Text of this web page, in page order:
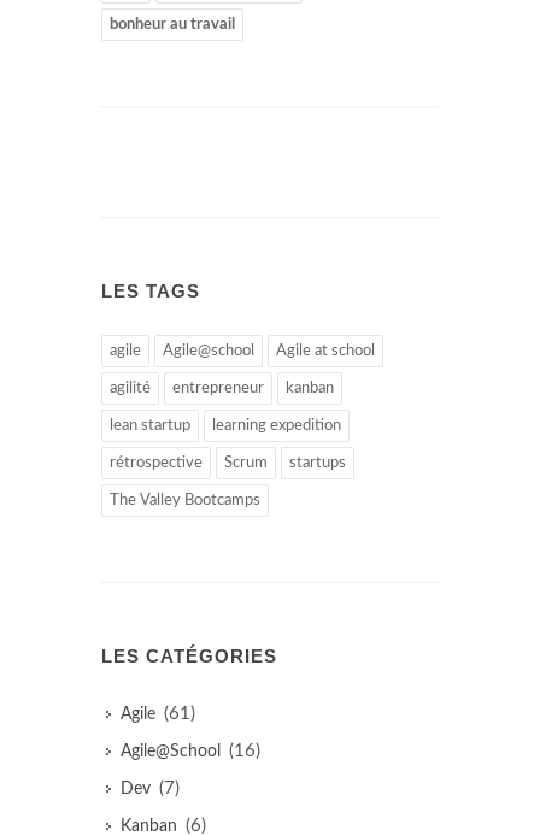
bonheur au travail
LES TAGS
agile Agile@school Agile at school
agilité entrepreneur kanban
lean startup learning expedition
rétrospective Scrum startups
The Valley Bootcamps
LES CATÉGORIES
Agile (61)
Agile@School (16)
Dev (7)
Kanban (6)